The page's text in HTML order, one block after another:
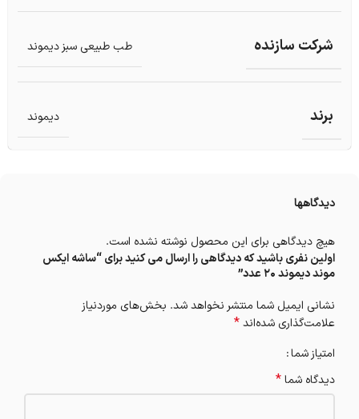
شرکت سازنده طب طبیعی سبز دیموند
برند دیموند
دیدگاهها
هیچ دیدگاهی برای این محصول نوشته نشده است.
اولین نفری باشید که دیدگاهی را ارسال می کنید برای “ساشه ایکس
موند دیموند ۲۰ عدد”
نشانی ایمیل شما منتشر نخواهد شد. بخش‌های موردنیاز
علامت‌گذاری شده‌اند*
امتیاز شما
دیدگاه شما*